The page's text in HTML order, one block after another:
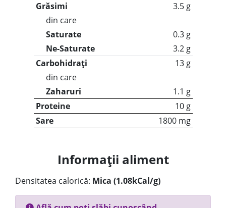
Grăsimi
3.5 g
din care
Saturate
0.3 g
Ne-Saturate
3.2 g
Carbohidrați
13 g
din care
Zaharuri
1.1 g
Proteine
10 g
Sare
1800 mg
Informații aliment
Densitatea calorică: Mica (1.08kCal/g)